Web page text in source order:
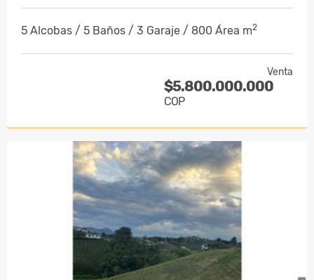
5 Alcobas / 5 Baños / 3 Garaje / 800 Área m2
Venta
$5.800.000.000
COP